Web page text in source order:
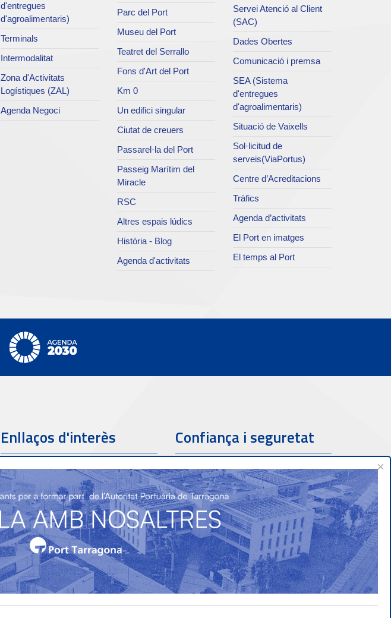
d'entregues
d'agroalimentaris)
Terminals
Intermodalitat
Zona d'Activitats
Logístiques (ZAL)
Agenda Negoci
Parc del Port
Museu del Port
Teatret del Serrallo
Fons d'Art del Port
Km 0
Un edifici singular
Ciutat de creuers
Passarel·la del Port
Passeig Marítim del
Miracle
RSC
Altres espais lúdics
Història - Blog
Agenda d'activitats
Servei Atenció al Client
(SAC)
Dades Obertes
Comunicació i premsa
SEA (Sistema
d'entregues
d'agroalimentaris)
Situació de Vaixells
Sol·licitud de
serveis(ViaPortus)
Centre d’Acreditacions
Tràfics
Agenda d’activitats
El Port en imatges
El temps al Port
Enllaços d'interès
Partners
Confiança i seguretat
×